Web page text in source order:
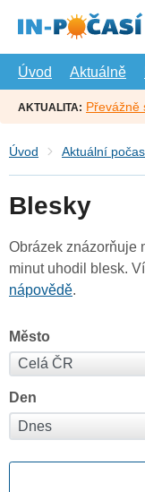
hlavní
Úvod
Aktuálně
AKTUALITA: Převážně
Úvod Aktuální
Blesky
Obrázek znázorňuje
minut uhodil blesk.
nápovědě.
Město
Den